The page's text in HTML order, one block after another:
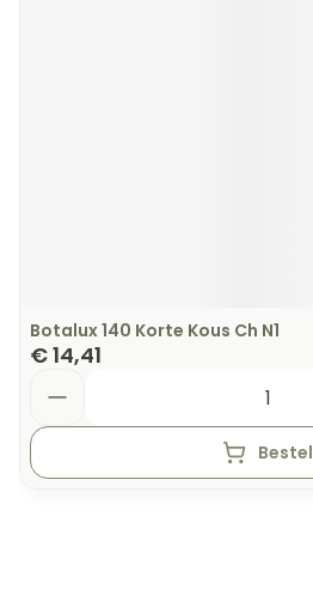
Botalux 140 Korte Kous Ch N1
€ 14,41
Bestel